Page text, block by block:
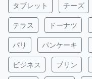
タブレット チーズ
テラス ドーナツ
パリ パンケーキ
ビジネス プリン